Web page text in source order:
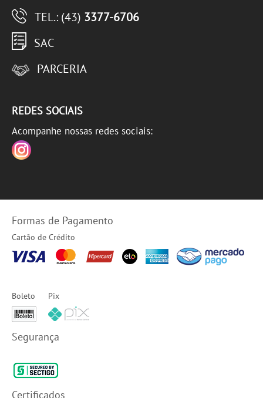
TEL.: (43) 3377-6706
SAC
PARCERIA
REDES SOCIAIS
Acompanhe nossas redes sociais:
Formas de Pagamento
Cartão de Crédito
Boleto Pix
Segurança
Certificados